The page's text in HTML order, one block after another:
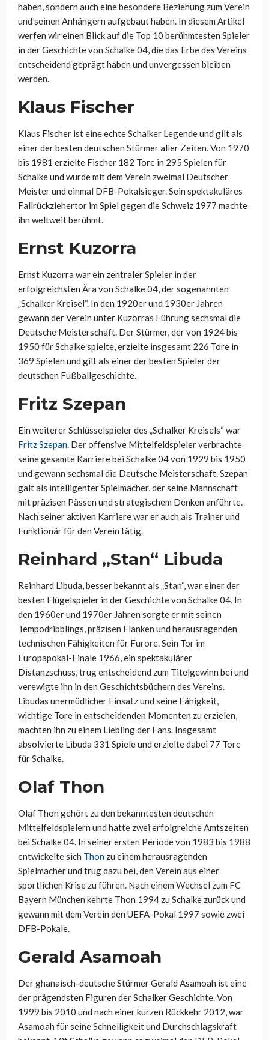
haben, sondern auch eine besondere Beziehung zum Verein
und seinen Anhängern aufgebaut haben. In diesem Artikel
werfen wir einen Blick auf die Top 10 berühmtesten Spieler
in der Geschichte von Schalke 04, die das Erbe des Vereins
entscheidend geprägt haben und unvergessen bleiben
werden.
Klaus Fischer
Klaus Fischer ist eine echte Schalker Legende und gilt als
einer der besten deutschen Stürmer aller Zeiten. Von 1970
bis 1981 erzielte Fischer 182 Tore in 295 Spielen für
Schalke und wurde mit dem Verein zweimal Deutscher
Meister und einmal DFB-Pokalsieger. Sein spektakuläres
Fallrückziehertor im Spiel gegen die Schweiz 1977 machte
ihn weltweit berühmt.
Ernst Kuzorra
Ernst Kuzorra war ein zentraler Spieler in der
erfolgreichsten Ära von Schalke 04, der sogenannten
„Schalker Kreisel“. In den 1920er und 1930er Jahren
gewann der Verein unter Kuzorras Führung sechsmal die
Deutsche Meisterschaft. Der Stürmer, der von 1924 bis
1950 für Schalke spielte, erzielte insgesamt 226 Tore in
369 Spielen und gilt als einer der besten Spieler der
deutschen Fußballgeschichte.
Fritz Szepan
Ein weiterer Schlüsselspieler des „Schalker Kreisels“ war
Fritz Szepan. Der offensive Mittelfeldspieler verbrachte
seine gesamte Karriere bei Schalke 04 von 1929 bis 1950
und gewann sechsmal die Deutsche Meisterschaft. Szepan
galt als intelligenter Spielmacher, der seine Mannschaft
mit präzisen Pässen und strategischem Denken anführte.
Nach seiner aktiven Karriere war er auch als Trainer und
Funktionär für den Verein tätig.
Reinhard „Stan“ Libuda
Reinhard Libuda, besser bekannt als „Stan“, war einer der
besten Flügelspieler in der Geschichte von Schalke 04. In
den 1960er und 1970er Jahren sorgte er mit seinen
Tempodribblings, präzisen Flanken und herausragenden
technischen Fähigkeiten für Furore. Sein Tor im
Europapokal-Finale 1966, ein spektakulärer
Distanzschuss, trug entscheidend zum Titelgewinn bei und
verewigte ihn in den Geschichtsbüchern des Vereins.
Libudas unermüdlicher Einsatz und seine Fähigkeit,
wichtige Tore in entscheidenden Momenten zu erzielen,
machten ihn zu einem Liebling der Fans. Insgesamt
absolvierte Libuda 331 Spiele und erzielte dabei 77 Tore
für Schalke.
Olaf Thon
Olaf Thon gehört zu den bekanntesten deutschen
Mittelfeldspielern und hatte zwei erfolgreiche Amtszeiten
bei Schalke 04. In seiner ersten Periode von 1983 bis 1988
entwickelte sich Thon zu einem herausragenden
Spielmacher und trug dazu bei, den Verein aus einer
sportlichen Krise zu führen. Nach einem Wechsel zum FC
Bayern München kehrte Thon 1994 zu Schalke zurück und
gewann mit dem Verein den UEFA-Pokal 1997 sowie zwei
DFB-Pokale.
Gerald Asamoah
Der ghanaisch-deutsche Stürmer Gerald Asamoah ist eine
der prägendsten Figuren der Schalker Geschichte. Von
1999 bis 2010 und nach einer kurzen Rückkehr 2012, war
Asamoah für seine Schnelligkeit und Durchschlagskraft